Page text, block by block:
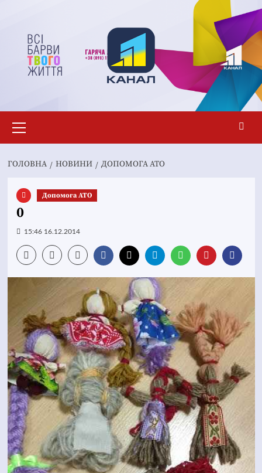
вмісту
меню
ГОЛОВНА НОВИНИ ДОПОМОГА АТО
Допомога АТО
0
15:46 16.12.2014